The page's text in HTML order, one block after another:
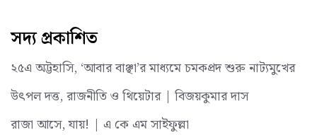
সদ্য প্রকাশিত
২৫এ অট্টহাসি, ‘আবার বাঞ্ছা’র মাধ্যমে চমকপ্রদ শুরু নাট্যমুখের
উৎপল দত্ত, রাজনীতি ও থিয়েটার | বিজয়কুমার দাস
রাজা আসে, যায়! | এ কে এম সাইফুল্লা